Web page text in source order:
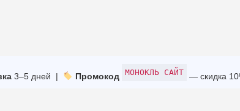
3–5 дней | Промокод МОНОКЛЬ САЙТ — скидка